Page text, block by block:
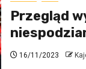
Przegląd
16/11/2023